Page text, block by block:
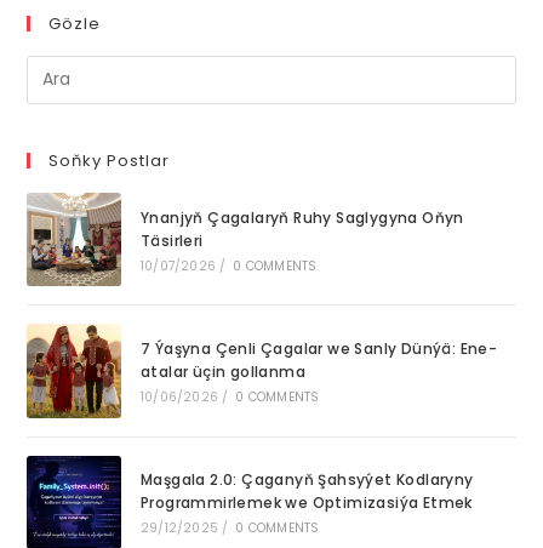
Gözle
Soňky Postlar
Ynanjyň Çagalaryň Ruhy Saglygyna Oňyn
Täsirleri
10/07/2026 / 0 COMMENTS
7 Ýaşyna Çenli Çagalar we Sanly Dünýä: Ene-
atalar üçin gollanma
10/06/2026 / 0 COMMENTS
Maşgala 2.0: Çaganyň Şahsyýet Kodlaryny
Programmirlemek we Optimizasiýa Etmek
29/12/2025 / 0 COMMENTS